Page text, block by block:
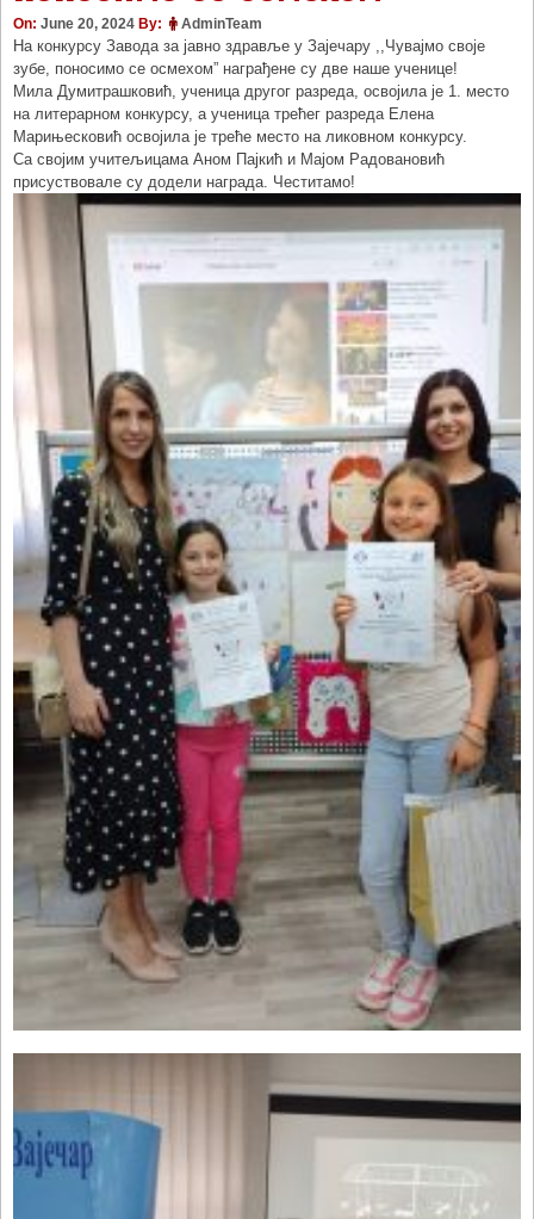
On: June 20, 2024 By: AdminTeam
На конкурсу Завода за јавно здравље у Зајечару ,,Чувајмо своје
зубе, поносимо се осмехом” награђене су две наше ученице!
Мила Думитрашковић, ученица другог разреда, освојила је 1. место
на литерарном конкурсу, а ученица трећег разреда Елена
Марињесковић освојила је треће место на ликовном конкурсу.
Са својим учитељицама Аном Пајкић и Мајом Радовановић
присуствовале су додели награда. Честитамо!